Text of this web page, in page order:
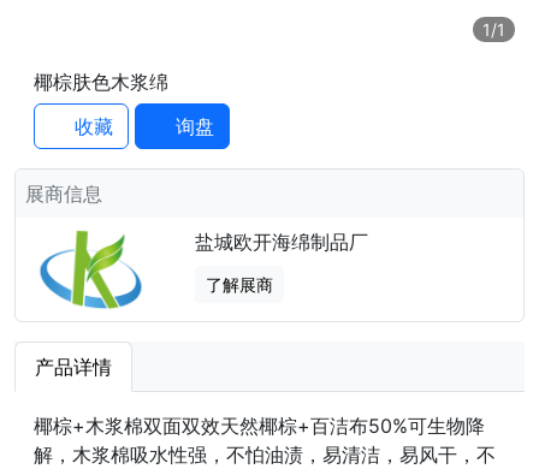
1/1
椰棕肤色木浆绵
收藏
询盘
展商信息
盐城欧开海绵制品厂
了解展商
产品详情
椰棕+木浆棉双面双效天然椰棕+百洁布50%可生物降
解，木浆棉吸水性强，不怕油渍，易清洁，易风干，不